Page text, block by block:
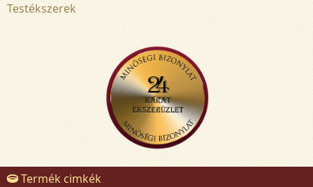
Testékszerek
Termék cimkék